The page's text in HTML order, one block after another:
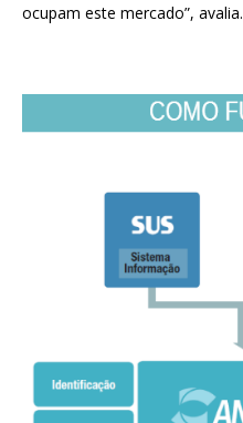
ocupam este mercado”, avalia.